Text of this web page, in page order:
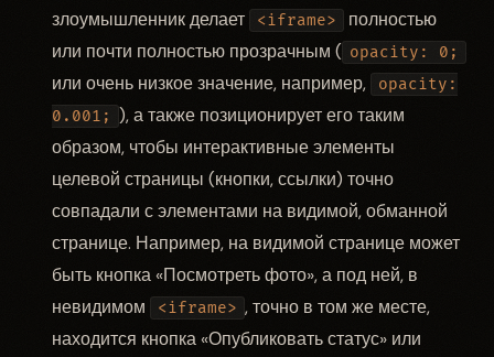
злоумышленник делает
<iframe>
полностью
или почти полностью прозрачным ( opacity: 0;
или очень низкое значение, например,
opacity:
0.001; ), а также позиционирует его таким
образом, чтобы интерактивные элементы
целевой страницы (кнопки, ссылки) точно
совпадали с элементами на видимой, обманной
странице. Например, на видимой странице может
быть кнопка «Посмотреть фото», а под ней, в
невидимом
<iframe> , точно в том же месте,
находится кнопка «Опубликовать статус» или